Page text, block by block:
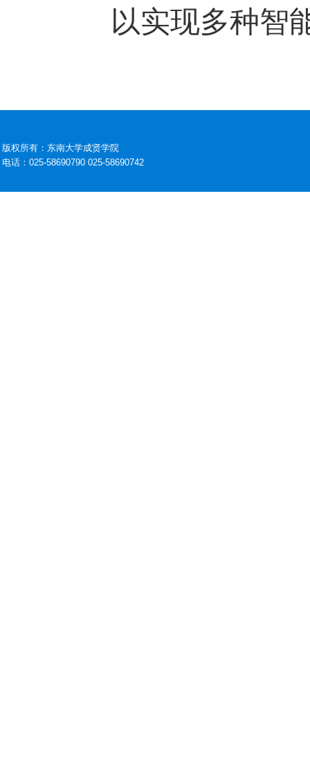
以实现多种智
版权所有：东南大学成贤学院
电话：025-58690790 025-58690742